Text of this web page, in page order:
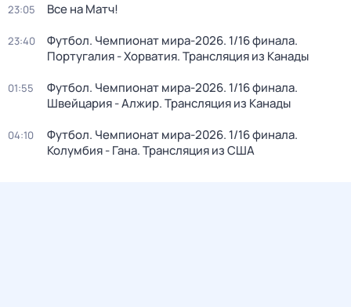
23:05 Все на Матч!
23:40
Футбол. Чемпионат мира-2026. 1/16 финала.
Португалия - Хорватия. Трансляция из Канады
01:55
Футбол. Чемпионат мира-2026. 1/16 финала.
Швейцария - Алжир. Трансляция из Канады
04:10
Футбол. Чемпионат мира-2026. 1/16 финала.
Колумбия - Гана. Трансляция из США